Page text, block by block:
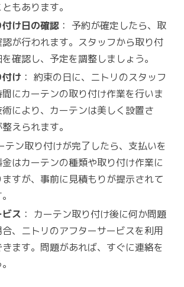
もあります。
け日の確認 ： 予約が確定したら、取
認が行われます。スタッフから取り付
確認し、予定を調整しましょう。
付け ： 約束の日に、ニトリのスタッフ
にカーテンの取り付け作業を行いま
により、カーテンは美しく設置さ
えられます。
テン取り付けが完了したら、支払いを
はカーテンの種類や取り付け作業に
すが、事前に見積もりが提示されて
ス ： カーテン取り付け後に何か問題
、ニトリのアフターサービスを利用
ます。問題があれば、すぐに連絡を